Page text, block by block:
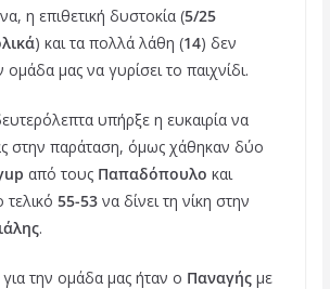
η επιθετική δυστοκία (5/25
) και τα πολλά λάθη (14) δεν
μας να γυρίσει το παιχνίδι.
υπήρξε η ευκαιρία να
στην παράταση, όμως χάθηκαν δύο
από τους Παπαδόπουλο και
τελικό 55-53να δίνει τη νίκη στην
.
την ομάδα μας ήταν ο Παναγήςμε